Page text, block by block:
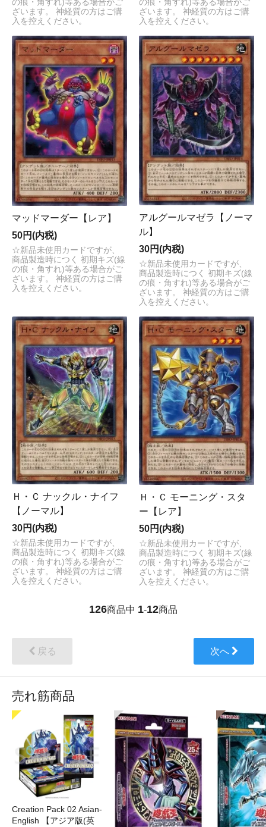
の痕・角すれ)等ある場合がご
ざいます。 神経質の方はご購
入を控えください。
の痕・角すれ)等ある場合がご
ざいます。 神経質の方はご購
入を控えください。
マッドマーダー【レア】
50円(内税)
☆新品未使用カードですが、
商品製造時につく 初期キズ(線
の痕・角すれ)等ある場合がご
ざいます。 神経質の方はご購
入を控えください。
アルグールマゼラ【ノーマ
ル】
30円(内税)
☆新品未使用カードですが、
商品製造時につく 初期キズ(線
の痕・角すれ)等ある場合がご
ざいます。 神経質の方はご購
入を控えください。
Ｈ・Ｃ ナックル・ナイフ
【ノーマル】
30円(内税)
☆新品未使用カードですが、
商品製造時につく 初期キズ(線
の痕・角すれ)等ある場合がご
ざいます。 神経質の方はご購
入を控えください。
Ｈ・Ｃ モーニング・スタ
ー【レア】
50円(内税)
☆新品未使用カードですが、
商品製造時につく 初期キズ(線
の痕・角すれ)等ある場合がご
ざいます。 神経質の方はご購
入を控えください。
126商品中 1-12商品
戻る 次へ
売れ筋商品
Creation Pack 02 Asian-
English 【アジア版(英